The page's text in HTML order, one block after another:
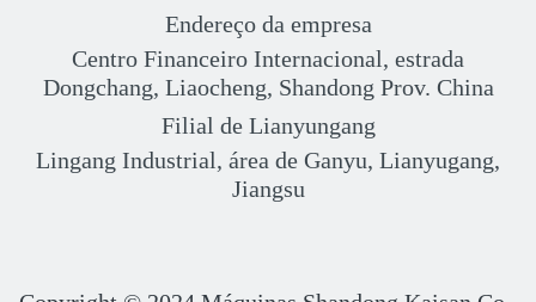
Endereço da empresa
Centro Financeiro Internacional, estrada
Dongchang, Liaocheng, Shandong Prov. China
Filial de Lianyungang
Lingang Industrial, área de Ganyu, Lianyugang,
Jiangsu